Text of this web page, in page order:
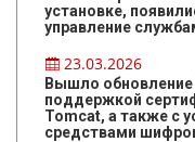
установке,
управление
23.03.2026
Вышло обновление
поддержкой
Tomcat, а также с
средствами